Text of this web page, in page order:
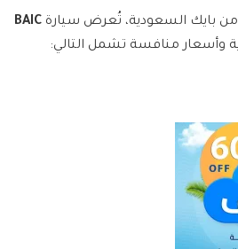
من بايك السعودية، تُعرض سيارة BAIC
وأسعار منافسة تشمل التالي: